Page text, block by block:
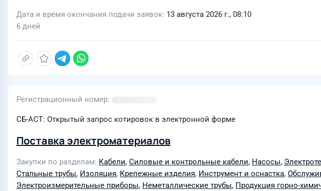
Дата и время окончания подачи заявок 13 августа 2026 г., 08:10
6 дней
Регистрационный номер
СБ-АСТ: Открытый запрос котировок в электронной форме
Поставка электроматериалов
Закупки по разделам Кабели, Силовые и контрольные кабели, Насосы,
Стальные трубы, Изоляция, Крепежные изделия, Инструмент и оснастка,
Электроизмерительные приборы, Неметаллические трубы, Продукция горно-